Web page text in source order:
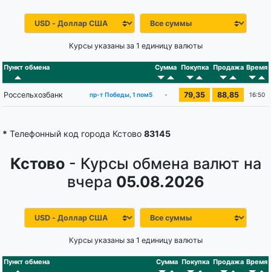
Курсы указаны за 1 единицу валюты
Пункт обмена Сумма Покупка Продажа Время
Россельхозбанк пр-т Победы, 1 пом5 - 79,35 88,85 16:50
* Телефонный код города Кстово 83145
Кстово- Курсы обмена валют на
вчера 05.08.2026
Курсы указаны за 1 единицу валюты
Пункт обмена Сумма Покупка Продажа Время